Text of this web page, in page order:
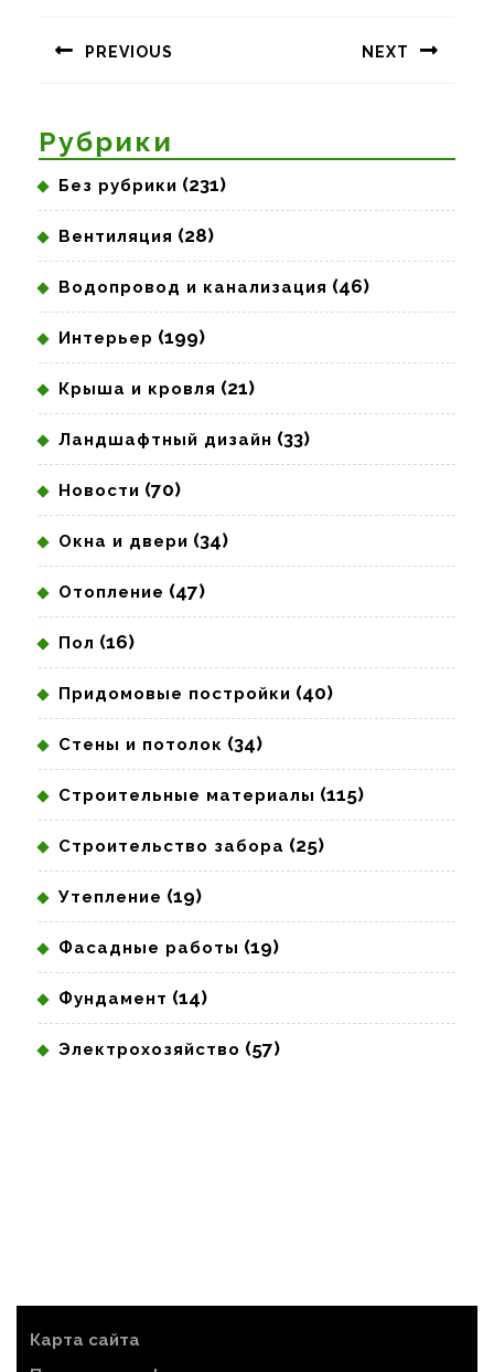
записям
PREVIOUS NEXT
Рубрики
Без рубрики (231)
Вентиляция (28)
Водопровод и канализация (46)
Интерьер (199)
Крыша и кровля (21)
Ландшафтный дизайн (33)
Новости (70)
Окна и двери (34)
Отопление (47)
Пол (16)
Придомовые постройки (40)
Стены и потолок (34)
Строительные материалы (115)
Строительство забора (25)
Утепление (19)
Фасадные работы (19)
Фундамент (14)
Электрохозяйство (57)
Карта сайта